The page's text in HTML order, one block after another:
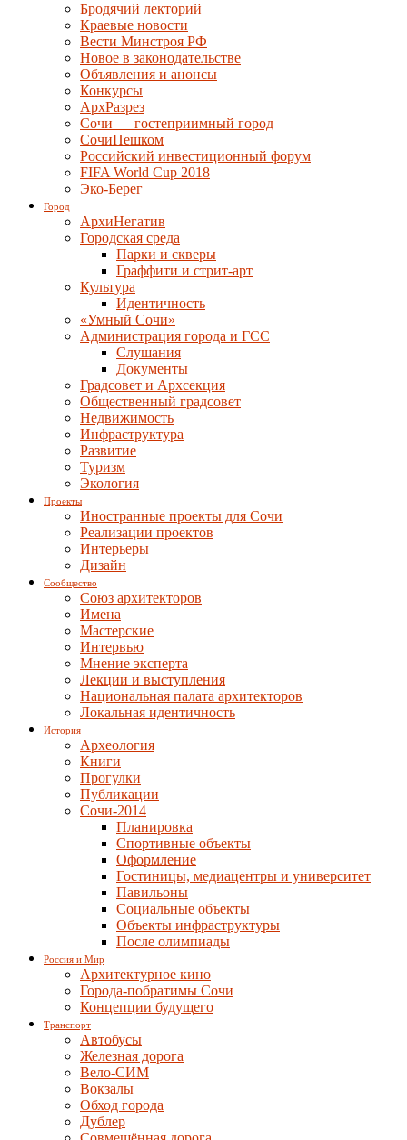
Бродячий лекторий
Краевые новости
Вести Минстроя РФ
Новое в законодательстве
Объявления и анонсы
Конкурсы
АрхРазрез
Сочи — гостеприимный город
СочиПешком
Российский инвестиционный форум
FIFA World Cup 2018
Эко-Берег
Город
АрхиНегатив
Городская среда
Парки и скверы
Граффити и стрит-арт
Культура
Идентичность
«Умный Сочи»
Администрация города и ГСС
Слушания
Документы
Градсовет и Архсекция
Общественный градсовет
Недвижимость
Инфраструктура
Развитие
Туризм
Экология
Проекты
Иностранные проекты для Сочи
Реализации проектов
Интерьеры
Дизайн
Сообщество
Союз архитекторов
Имена
Мастерские
Интервью
Мнение эксперта
Лекции и выступления
Национальная палата архитекторов
Локальная идентичность
История
Археология
Книги
Прогулки
Публикации
Сочи-2014
Планировка
Спортивные объекты
Оформление
Гостиницы, медиацентры и университет
Павильоны
Социальные объекты
Объекты инфраструктуры
После олимпиады
Россия и Мир
Архитектурное кино
Города-побратимы Сочи
Концепции будущего
Транспорт
Автобусы
Железная дорога
Вело-СИМ
Вокзалы
Обход города
Дублер